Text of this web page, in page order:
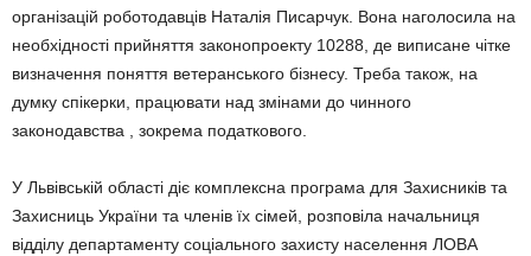
організацій роботодавців Наталія Писарчук. Вона наголосила на
необхідності прийняття законопроекту 10288, де виписане чітке
визначення поняття ветеранського бізнесу. Треба також, на
думку спікерки, працювати над змінами до чинного
законодавства , зокрема податкового.
У Львівській області діє комплексна програма для Захисників та
Захисниць України та членів їх сімей, розповіла начальниця
відділу департаменту соціального захисту населення ЛОВА